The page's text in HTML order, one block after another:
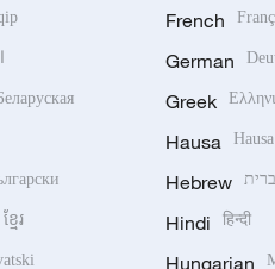
ខ្មែរ
French
German
Greek
Hausa Hausa
Hebrew
Hindi हिन्दी
Hungarian